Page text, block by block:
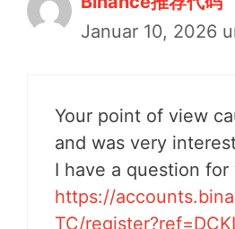
Januar 10, 2026
Your point of view
and was very
I have a question for
https://
TC/